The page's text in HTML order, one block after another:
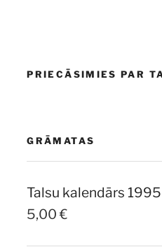
PRIECĀSIMIES PAR
GRĀMATAS
Talsu kalendārs 1995
5,00€